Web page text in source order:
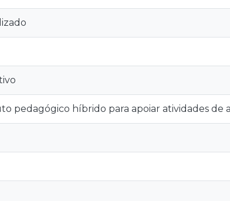
pedagógico híbrido para apoiar atividades de